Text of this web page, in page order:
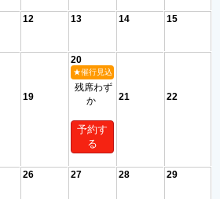
12 13 14 15
19
20
★催行見込
残席わず
か
予約す
る
21 22
26 27 28 29